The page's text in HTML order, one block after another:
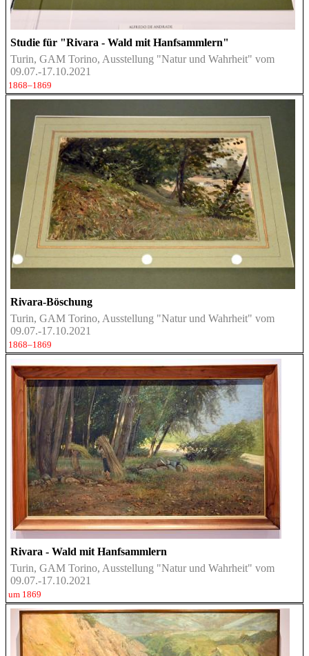
Studie für "Rivara - Wald mit Hanfsammlern"
Turin, GAM Torino, Ausstellung "Natur und Wahrheit" vom
09.07.-17.10.2021
1868–1869
Rivara-Böschung
Turin, GAM Torino, Ausstellung "Natur und Wahrheit" vom
09.07.-17.10.2021
1868–1869
Rivara - Wald mit Hanfsammlern
Turin, GAM Torino, Ausstellung "Natur und Wahrheit" vom
09.07.-17.10.2021
um 1869